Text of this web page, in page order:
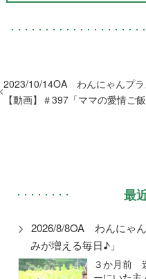
2023/10/14OA わんにゃんプ
【動画】＃397「ママの愛情ご飯
最
2026/8/8OA わんにゃ
みが増える毎日♪」
３か月前